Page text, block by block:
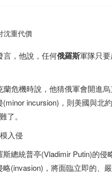
言，他說，任何俄羅斯軍隊只要
危機時說，他猜俄軍會開進
incursion)，則美國與北
了。
入侵
總統普亭(Vladimir Putin)的
(invasion)，將面臨立即的、